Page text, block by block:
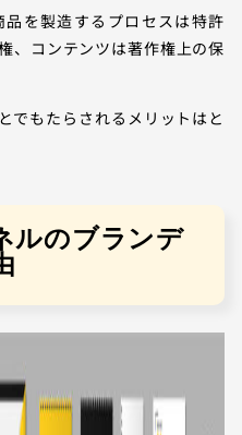
を製造するプロセスは特許
、コンテンツは著作権上の保
でもたらされるメリットはと
ルのブランデ